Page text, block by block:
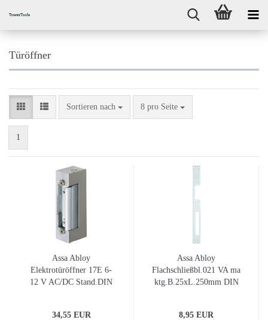
Türöffner
Sortieren nach
Sortieren nach 8 pro Seite
pro Seite
1
Assa Abloy
Elektrotüröffner 17E 6-
12 V AC/DC Stand.DIN
34,55 EUR
Assa Abloy
Flachschließbl.021 VA ma
ktg.B.25xL.250mm DIN
8,95 EUR